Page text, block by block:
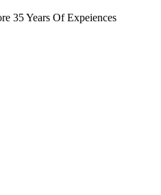
35 Years Of Expeiences